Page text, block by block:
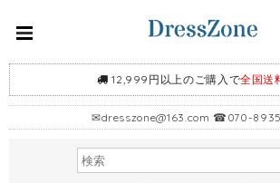
12,999円以上のご購入で全国送
✉dresszone@163.com ☎070-